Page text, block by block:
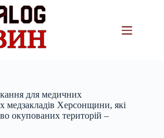
для медичних
медзакладів Херсонщини, які
окупованих територій –